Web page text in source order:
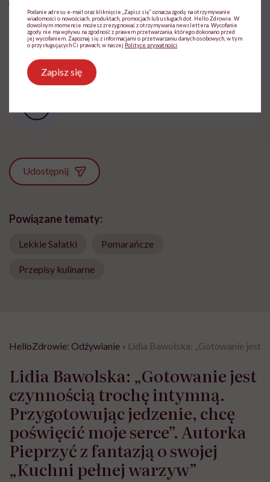
Ten, kto umie i lubi gotować
Udostępnij
Powiązane tematy:
Lekkie Sałatki Pomarańcze
Przepisy kulinarne
HelloZdrowie: Odżywianie › Lidia Bawolska: „Gotowanie jest
Lidia Bawolska: „Gotowanie jest
czynnością trochę intymną.
Przygotowując jedzenie, chcę
poświęcić moje serce”. Autorka
Pieprzyć z fantazją o swojej
„Kuchni pełnej warzyw”
Podanie adresu e-mail oraz kliknięcie „Zapisz się” oznacza zgodę na otrzymywanie
wiadomości o nowościach, produktach, promocjach lub usługach dot. Hello Zdrowie. W
dowolnym momencie możesz zrezygnować z otrzymywania newslettera. Wycofanie
zgody nie ma wpływu na zgodność z prawem przetwarzania, którego dokonano przed
jej wycofaniem. Zapoznaj się z informacjami o przetwarzaniu danych osobowych, w tym
o przysługujących Ci prawach, w naszej Polityce prywatności
Zapisz się